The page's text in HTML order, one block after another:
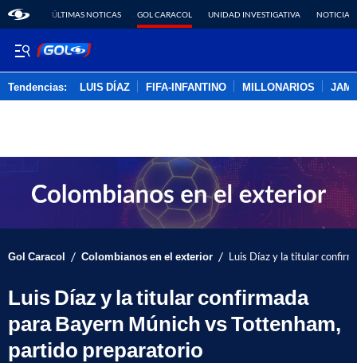
ÚLTIMAS NOTICAS GOL CARACOL UNIDAD INVESTIGATIVA NOTICIAS
Tendencias: LUIS DÍAZ FIFA-INFANTINO MILLONARIOS
Gol Caracol / Colombianos en el exterior / Luis Díaz y la titular
Luis Díaz y la titular confirmada
para Bayern Múnich vs Tottenham,
partido preparatorio